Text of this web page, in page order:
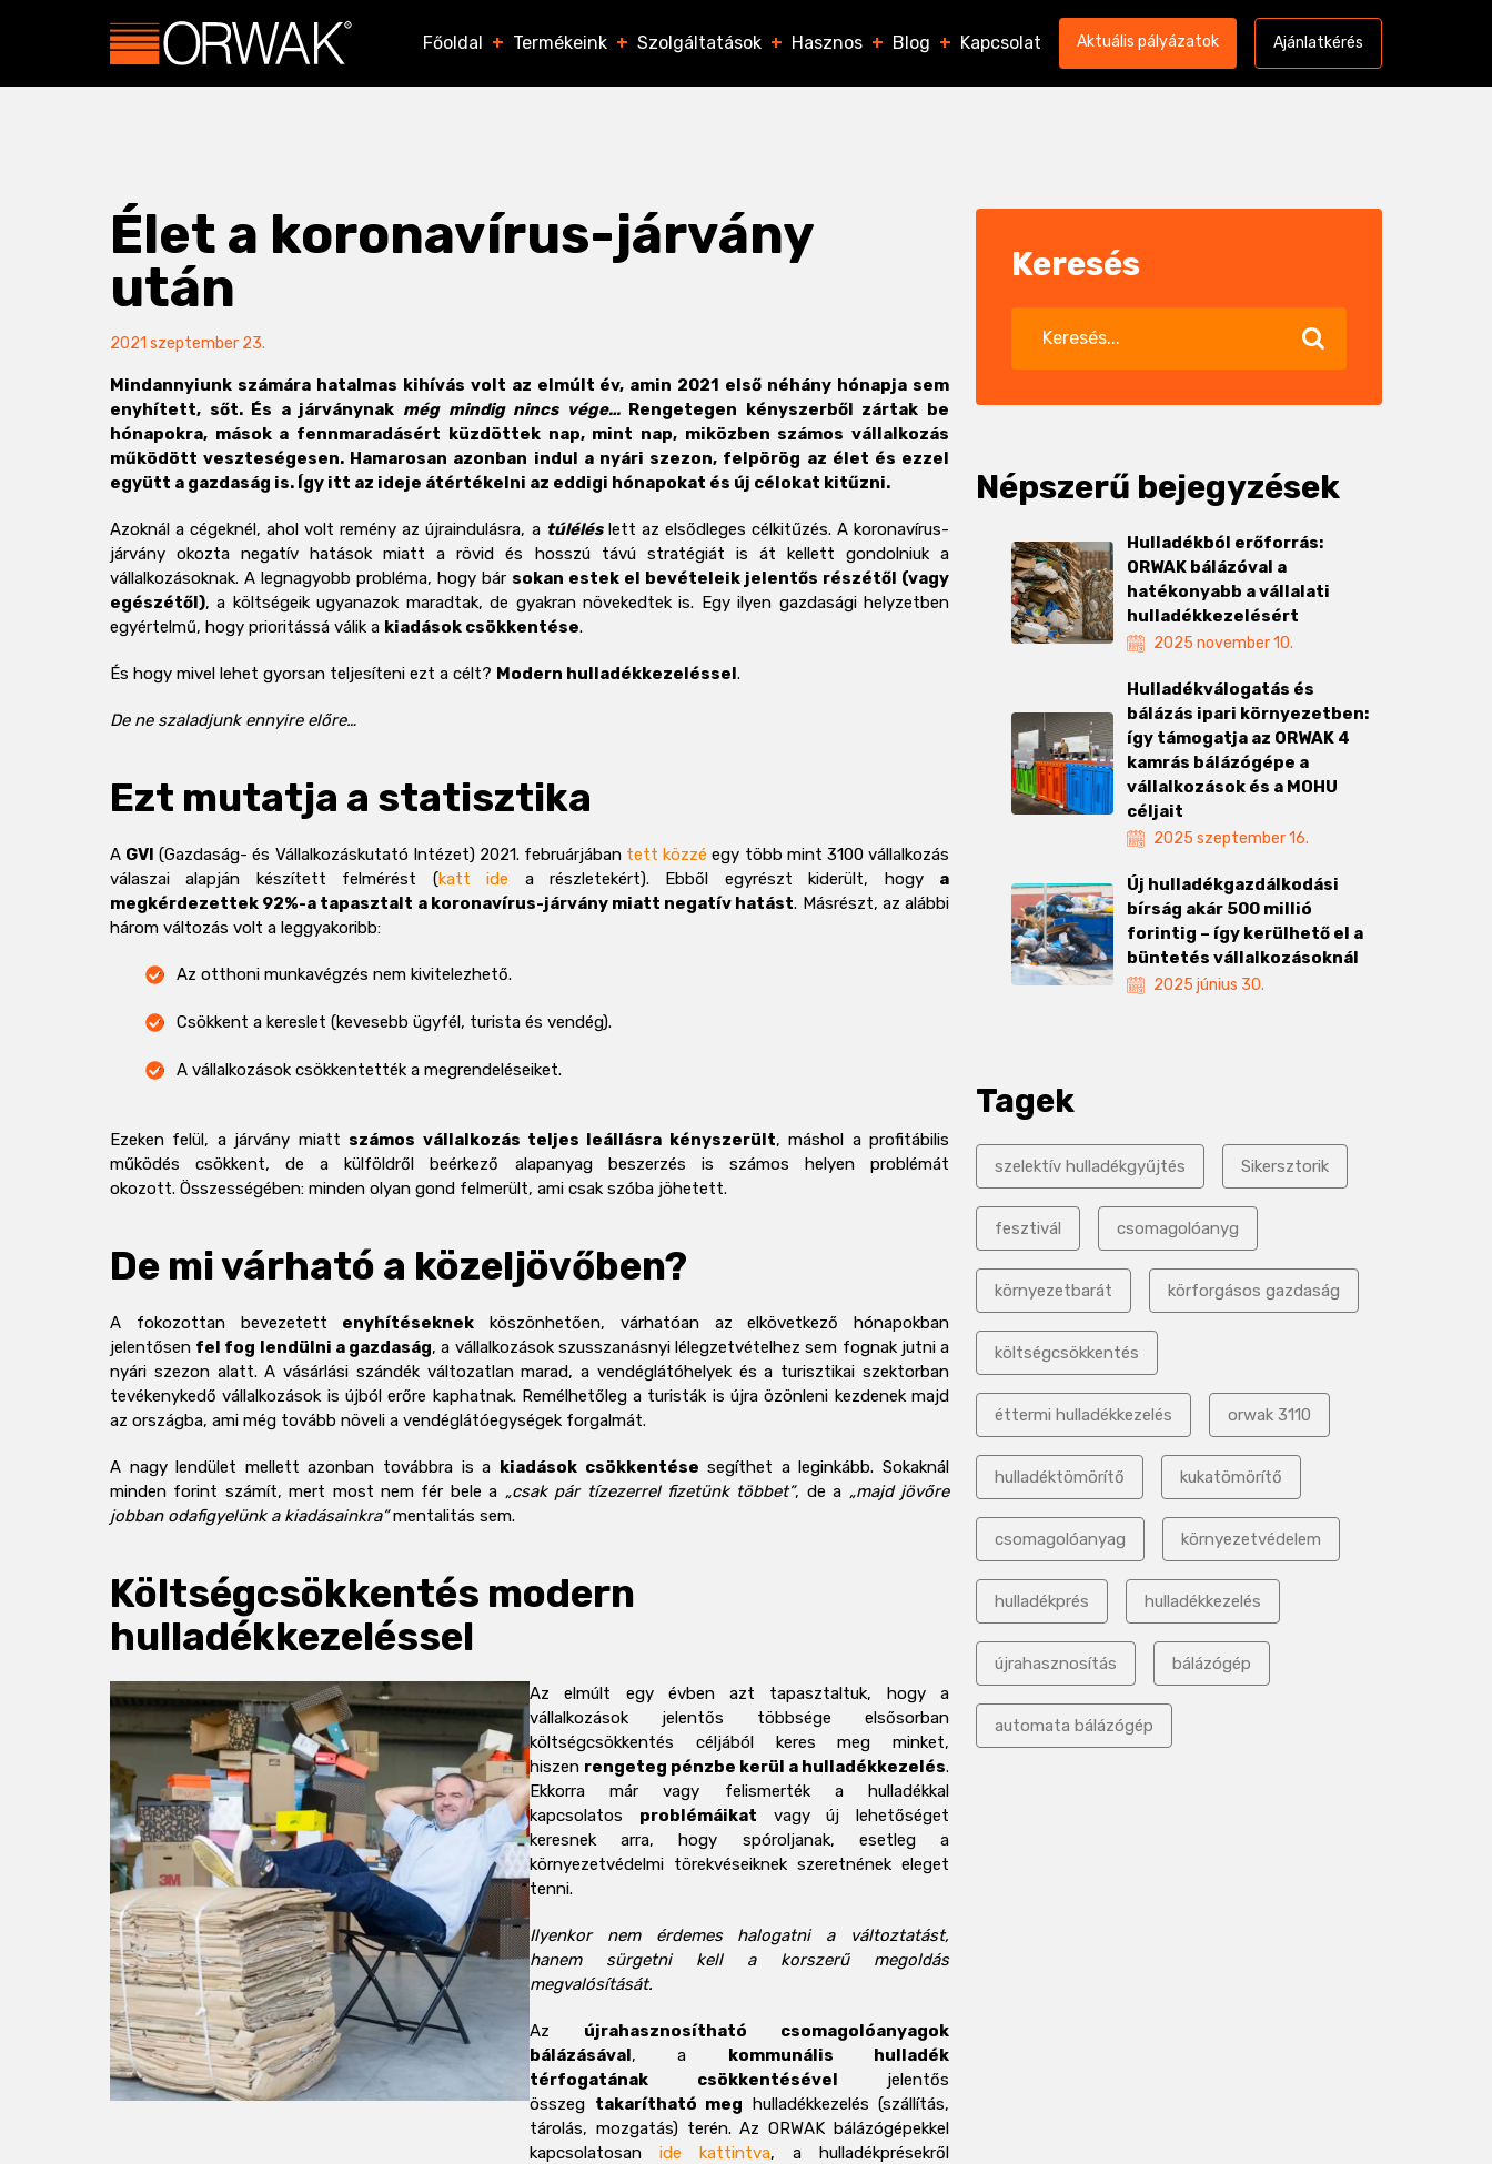
Főoldal + Termékeink + Szolgáltatások + Hasznos + Blog + Kapcsolat Aktuális pályázatok Ajánlatkérés
Élet a koronavírus-járvány
után
2021 szeptember 23.
Mindannyiunk számára hatalmas kihívás volt az elmúlt év, amin 2021 első néhány hónapja sem
enyhített, sőt. És a járványnak még mindig nincs vége…Rengetegen kényszerből zártak be
hónapokra, mások a fennmaradásért küzdöttek nap, mint nap, miközben számos vállalkozás
működött veszteségesen. Hamarosan azonban indul a nyári szezon, felpörög az élet és ezzel
együtt a gazdaság is. Így itt az ideje átértékelni az eddigi hónapokat és új célokat kitűzni.
Azoknál a cégeknél, ahol volt remény az újraindulásra, a túléléslett az elsődleges célkitűzés. A koronavírus-
járvány okozta negatív hatások miatt a rövid és hosszú távú stratégiát is át kellett gondolniuk a
vállalkozásoknak. A legnagyobb probléma, hogy bár sokan estek el bevételeik jelentős részétől (vagy
egészétől), a költségeik ugyanazok maradtak, de gyakran növekedtek is. Egy ilyen gazdasági helyzetben
egyértelmű, hogy prioritássá válik a kiadások csökkentése.
És hogy mivel lehet gyorsan teljesíteni ezt a célt? Modern hulladékkezeléssel.
De ne szaladjunk ennyire előre…
Ezt mutatja a statisztika
A GVI (Gazdaság- és Vállalkozáskutató Intézet) 2021. februárjában tett közzé egy több mint 3100 vállalkozás
válaszai alapján készített felmérést (katt ide a részletekért). Ebből egyrészt kiderült, hogy a
megkérdezettek 92%-a tapasztalt a koronavírus-járvány miatt negatív hatást. Másrészt, az alábbi
három változás volt a leggyakoribb:
Az otthoni munkavégzés nem kivitelezhető.
Csökkent a kereslet (kevesebb ügyfél, turista és vendég).
A vállalkozások csökkentették a megrendeléseiket.
Ezeken felül, a járvány miatt számos vállalkozás teljes leállásra kényszerült, máshol a profitábilis
működés csökkent, de a külföldről beérkező alapanyag beszerzés is számos helyen problémát
okozott. Összességében: minden olyan gond felmerült, ami csak szóba jöhetett.
De mi várható a közeljövőben?
A fokozottan bevezetett enyhítéseknek köszönhetően, várhatóan az elkövetkező hónapokban
jelentősen fel fog lendülni a gazdaság, a vállalkozások szusszanásnyi lélegzetvételhez sem fognak jutni a
nyári szezon alatt. A vásárlási szándék változatlan marad, a vendéglátóhelyek és a turisztikai szektorban
tevékenykedő vállalkozások is újból erőre kaphatnak. Remélhetőleg a turisták is újra özönleni kezdenek majd
az országba, ami még tovább növeli a vendéglátóegységek forgalmát.
A nagy lendület mellett azonban továbbra is a kiadások csökkentése segíthet a leginkább. Sokaknál
minden forint számít, mert most nem fér bele a „csak pár tízezerrel fizetünk többet”, de a „majd jövőre
jobban odafigyelünk a kiadásainkra”mentalitás sem.
Költségcsökkentés modern
hulladékkezeléssel
Az elmúlt egy évben azt tapasztaltuk, hogy a
vállalkozások jelentős többsége elsősorban
költségcsökkentés céljából keres meg minket,
hiszen rengeteg pénzbe kerül a hulladékkezelés.
Ekkorra már vagy felismerték a hulladékkal
kapcsolatos problémáikat vagy új lehetőséget
keresnek arra, hogy spóroljanak, esetleg a
környezetvédelmi törekvéseiknek szeretnének eleget
tenni.
Ilyenkor nem érdemes halogatni a változtatást,
hanem sürgetni kell a korszerű megoldás
megvalósítását.
Az újrahasznosítható csomagolóanyagok
bálázásával, a kommunális hulladék
térfogatának csökkentésével jelentős
összeg takarítható meg hulladékkezelés (szállítás,
tárolás, mozgatás) terén. Az ORWAK bálázógépekkel
kapcsolatosan ide kattintva, a hulladékprésekről
Keresés
Népszerű bejegyzések
Hulladékból erőforrás:
ORWAK bálázóval a
hatékonyabb a vállalati
hulladékkezelésért
2025 november 10.
Hulladékválogatás és
bálázás ipari környezetben:
így támogatja az ORWAK 4
kamrás bálázógépe a
vállalkozások és a MOHU
céljait
2025 szeptember 16.
Új hulladékgazdálkodási
bírság akár 500 millió
forintig – így kerülhető el a
büntetés vállalkozásoknál
2025 június 30.
Tagek
szelektív hulladékgyűjtés Sikersztorik
fesztivál csomagolóanyg
környezetbarát körforgásos gazdaság
költségcsökkentés
éttermi hulladékkezelés orwak 3110
hulladéktömörítő kukatömörítő
csomagolóanyag környezetvédelem
hulladékprés hulladékkezelés
újrahasznosítás bálázógép
automata bálázógép